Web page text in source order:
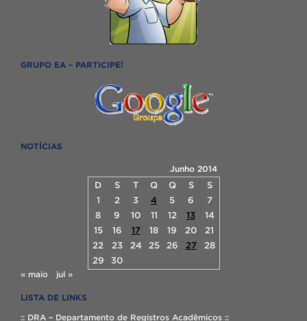
GRUPO EA – PARTICIPE!
NOTÍCIAS
Junho 2014
D S T Q Q S
S
1
2 3 4 5 6
7
8
9 10 11 12 13
14
15
16 17 18 19 20
21
22
23 24 25 26 27
28
29
30
« maio jul »
LISTA DE LINKS
:: DRA – Departamento de Registros Acadêmicos ::